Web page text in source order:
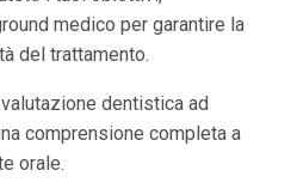
medico per garantire la
del trattamento.
dentistica ad
comprensione completa a
orale.